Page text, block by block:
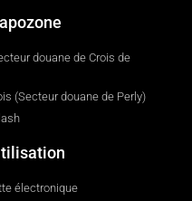
douane de Crois de
(Secteur douane de Perly)
électronique